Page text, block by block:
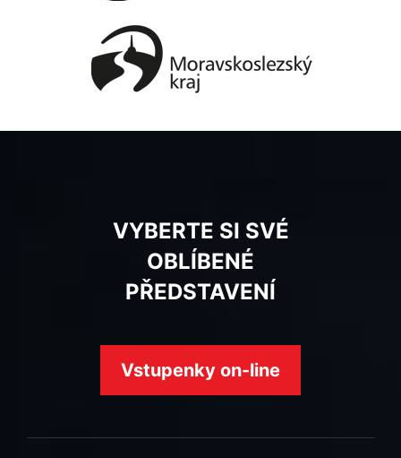
VYBERTE SI SVÉ
OBLÍBENÉ
PŘEDSTAVENÍ
Vstupenky on-line